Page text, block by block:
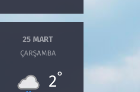
25 MART
ÇARŞAMBA
2°